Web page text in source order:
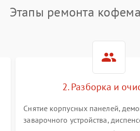
Этапы ремонта
2. Разборка и
Снятие корпусных панелей,
заварочного устройства,